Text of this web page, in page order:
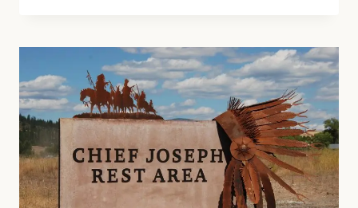
EINE
PRINZESSIN?
DIE
SCHOCKIERENDE
WAHRHEIT
HINTER
DEM
DISNEY-
MYTHOS